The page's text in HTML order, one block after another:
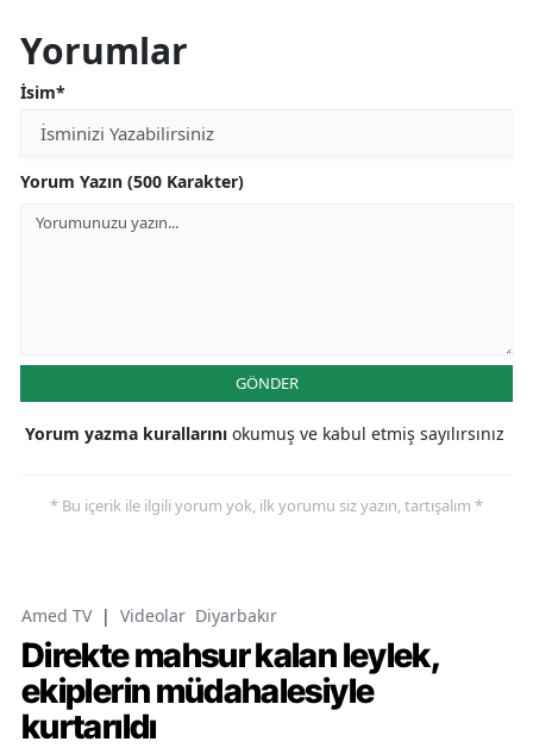
Yorumlar
İsim*
Yorum Yazın (500 Karakter)
GÖNDER
Yorum yazma kurallarını okumuş ve kabul etmiş sayılırsınız
* Bu içerik ile ilgili yorum yok, ilk yorumu siz yazın, tartışalım *
Amed TV | Videolar Diyarbakır
Direkte mahsur kalan leylek,
ekiplerin müdahalesiyle
kurtarıldı